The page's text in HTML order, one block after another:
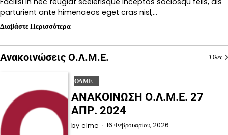
parturient ante himenaeos eget cras nisl,…
Διαβάστε Περισσότερα
Ανακοινώσεις Ο.Λ.Μ.Ε. Όλες
ΟΛΜΕ
ΑΝΑΚΟΙΝΩΣΗ Ο.Λ.Μ.Ε. 27
ΑΠΡ. 2024
by elme 16 Φεβρουαρίου, 2026